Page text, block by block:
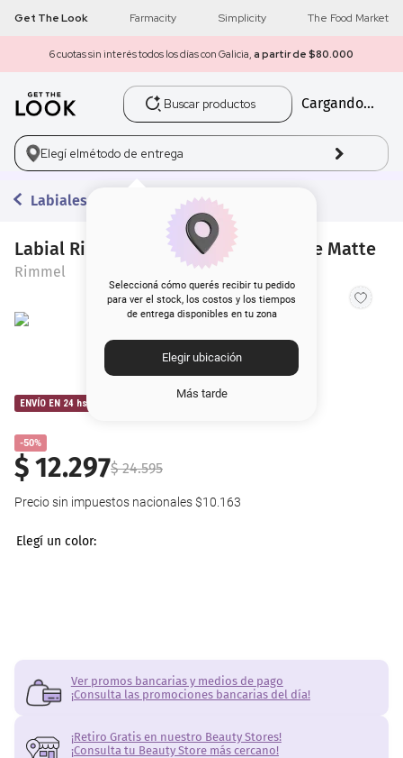
Get The Look Farmacity Simplicity The Food Market
6 cuotas sin interés todos los días con Galicia, a partir de $80.000
Buscar productos
Cargando...
Elegí elmétodo de entrega
Seleccioná cómo querés recibir tu pedido
para ver el stock, los costos y los tiempos
de entrega disponibles en tu zona
Elegir ubicación
Más tarde
Labiales en Barra
Labial Rimmel Lasting Finish Extreme Matte
Rimmel
ENVÍO EN 24 hs | AMBA
-50%
$12.297$ 24.595
Precio sin impuestos nacionales $10.163
Ver promos bancarias y medios de pago
¡Consulta las promociones bancarias del día!
¡Retiro Gratis en nuestro Beauty Stores!
¡Consulta tu Beauty Store más cercano!
1 get the look
2 máscara pestañas
3.
5. corrector
6.
. serum
9. cher